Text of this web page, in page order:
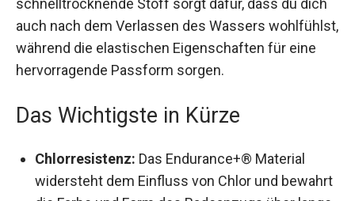
dich auch nach dem Verlassen des Wassers
wohlfühlst, während die elastischen
Eigenschaften für eine hervorragende Passform
sorgen.
Das Wichtigste in Kürze
Chlorresistenz: Das Endurance+® Material
widersteht dem Einfluss von Chlor und